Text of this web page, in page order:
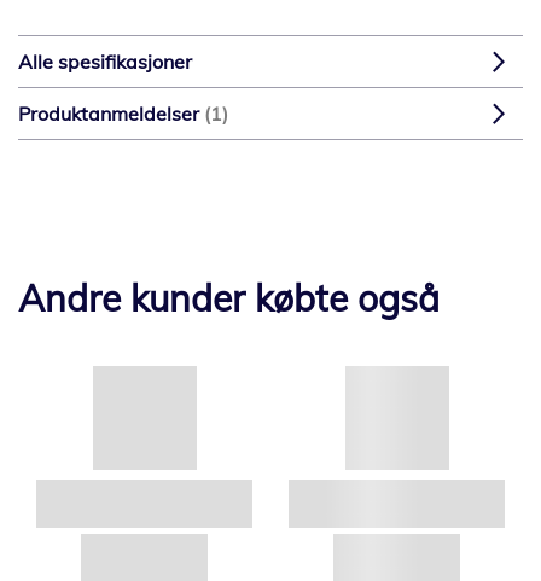
Alle spesifikasjoner
Produktanmeldelser 1
Andre kunder købte også